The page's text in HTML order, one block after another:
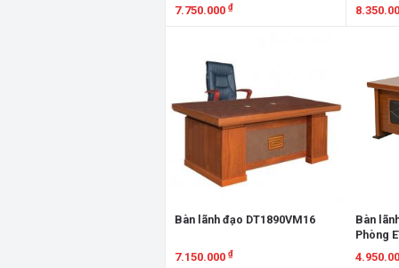
7.750.000 ₫
Bàn lãnh đạo DT1890VM16
7.150.000 ₫
Bàn
Phòng